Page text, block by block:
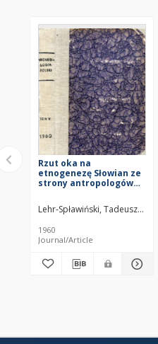
Rzut oka na
etnogenezę Słowian ze
strony antropologów
Kócki ["Zagadnienia
etnogenezy ludów
Czekanowskiego
["Wstęp do historii
antropologiczne,
etnograficzne,
Lehr-Spławiński, Tadeusz
1960
Journal/Article